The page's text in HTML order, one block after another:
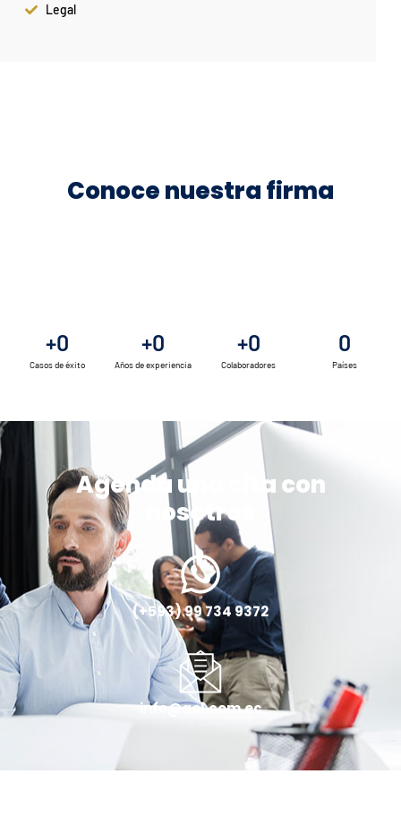
Legal
Conoce nuestra firma
Casos de éxito
+0
Años de experiencia
+0
Colaboradores
+0
Países
0
Agenda una cita con
nosotros
(+593) 99 734 9372
info@acl.com.ec